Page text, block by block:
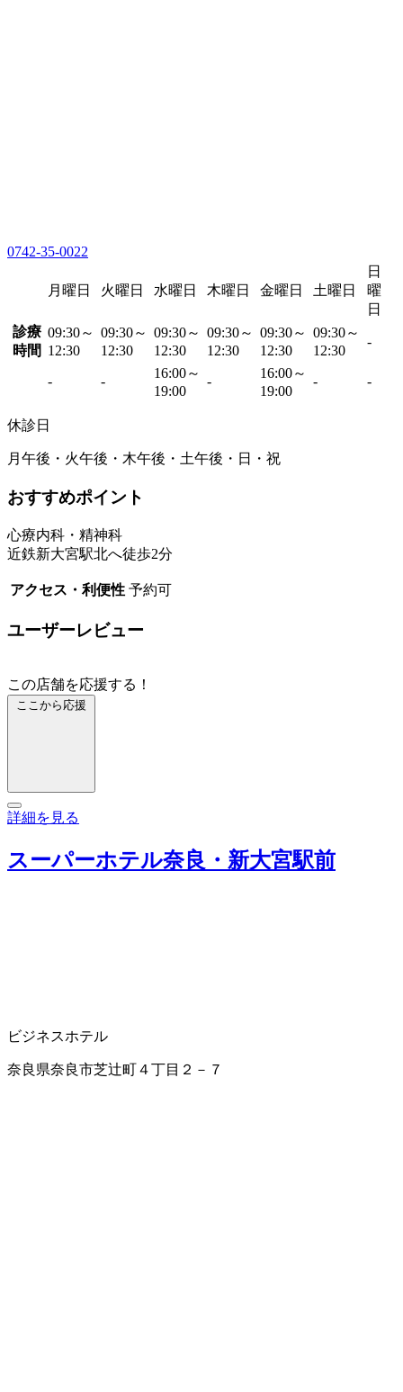
0742-35-0022
月曜日 火曜日 水曜日 木曜日 金曜日 土曜日
日
曜
日
診療
時間
09:30～
12:30
09:30～
12:30
09:30～
12:30
09:30～
12:30
09:30～
12:30
09:30～
12:30
-
- -
16:00～
19:00
-
16:00～
19:00
- -
休診日
月午後・火午後・木午後・土午後・日・祝
おすすめポイント
心療内科・精神科
近鉄新大宮駅北へ徒歩2分
アクセス・利便性 予約可
ユーザーレビュー
この店舗を応援する！
ここから応援
詳細を見る
スーパーホテル奈良・新大宮駅前
ビジネスホテル
奈良県奈良市芝辻町４丁目２－７